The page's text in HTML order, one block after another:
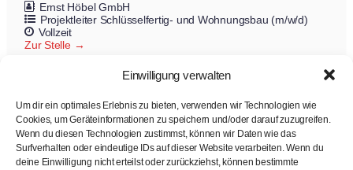
Einwilligung verwalten
Um dir ein optimales Erlebnis zu bieten, verwenden wir Technologien wie
Cookies, um Geräteinformationen zu speichern und/oder darauf zuzugreifen.
Wenn du diesen Technologien zustimmst, können wir Daten wie das
Surfverhalten oder eindeutige IDs auf dieser Website verarbeiten. Wenn du
deine Einwilligung nicht erteilst oder zurückziehst, können bestimmte
Ernst Höbel GmbH
Projektleiter Schlüsselfertig- und Wohnungsbau (m/w/d)
Vollzeit
Zur Stelle